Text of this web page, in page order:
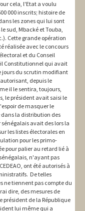
cela, l'Etat a voulu
000 inscrits; histoire de
les zones qui lui sont
sud, Mbacké et Touba,
Cette grande opération
réalisée avec le concours
et du Conseil
Constitutionnel qui avait
jours du scrutin modifiant
depuis le
il le sentira, toujours,
le président avait saisi le
de masquer le
la distribution des
avait des lors la
les listes électorales en
pour les primo-
pour palier au retard lié à
n'ayant pas
ont été autorisés à
De telles
ne tiennent pas compte du
dire, des mesures de
président de la République
lui même qui a